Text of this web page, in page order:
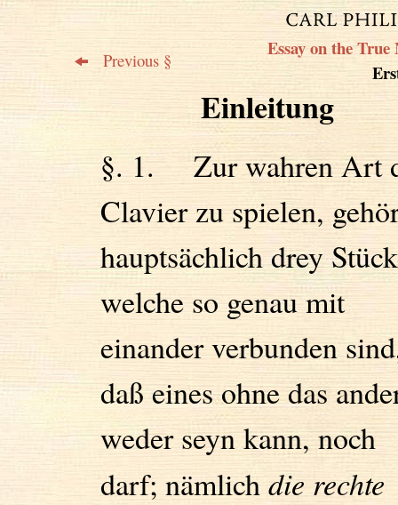
Previous §
Essay on the
Einleitung
§. 1. Zur wahren Art
Clavier zu spielen,
hauptsächlich drey
welche so genau mit
einander verbunden
daß eines ohne das
weder seyn kann, noch
darf; nämlich die rechte